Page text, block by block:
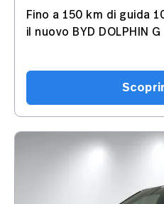
Fino a 150 km di guida
il nuovo BYD DOLPHIN